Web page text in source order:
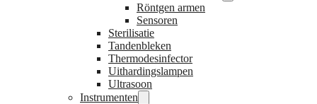
Röntgen armen
Sensoren
Sterilisatie
Tandenbleken
Thermodesinfector
Uithardingslampen
Ultrasoon
Instrumenten